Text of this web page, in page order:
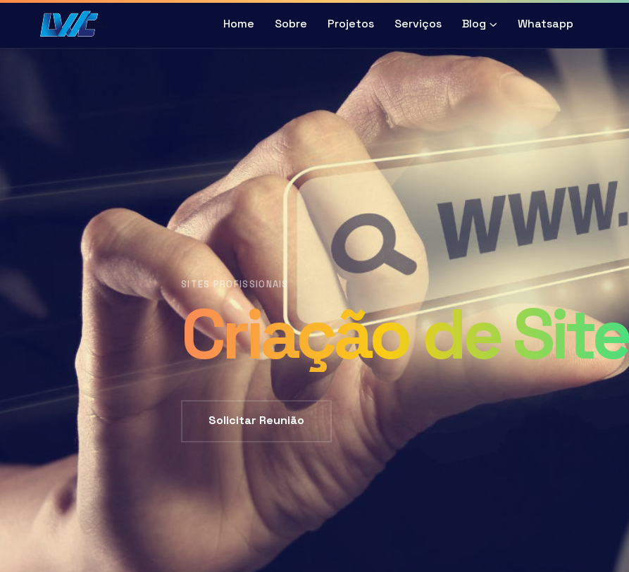
Home Sobre Projetos Serviços Blog Whatsapp
SITES PROFISSIONAIS
Criação de Site
Solicitar Reunião